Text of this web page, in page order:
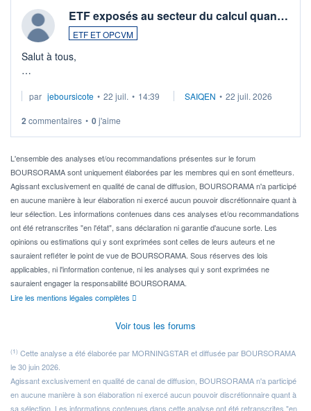
ETF exposés au secteur du calcul quan…
ETF ET OPCVM
Salut à tous,
via un ETF plutôt que des actions individuelles.
Idéalement, je voudrais qu'il soit éligible au PEA.
Pour l' ...
par jeboursicote • 22 juil. • 14:39 SAIQEN • 22 juil. 2026
2 commentaires • 0j'aime
L'ensemble des analyses et/ou recommandations présentes sur le forum
BOURSORAMA sont uniquement élaborées par les membres qui en sont émetteurs.
Agissant exclusivement en qualité de canal de diffusion, BOURSORAMA n'a participé
en aucune manière à leur élaboration ni exercé aucun pouvoir discrétionnaire quant à
leur sélection. Les informations contenues dans ces analyses et/ou recommandations
ont été retranscrites "en l'état", sans déclaration ni garantie d'aucune sorte. Les
opinions ou estimations qui y sont exprimées sont celles de leurs auteurs et ne
sauraient refléter le point de vue de BOURSORAMA. Sous réserves des lois
applicables, ni l'information contenue, ni les analyses qui y sont exprimées ne
sauraient engager la responsabilité BOURSORAMA.
Lire les mentions légales complètes
Voir tous les forums
(1) Cette analyse a été élaborée par MORNINGSTAR et diffusée par BOURSORAMA
le 30 juin 2026.
Agissant exclusivement en qualité de canal de diffusion, BOURSORAMA n'a participé
en aucune manière à son élaboration ni exercé aucun pouvoir discrétionnaire quant à
sa sélection. Les informations contenues dans cette analyse ont été retranscrites "en